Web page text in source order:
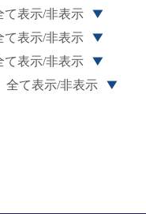
て表示/非表示
て表示/非表示
て表示/非表示
全て表示/非表示